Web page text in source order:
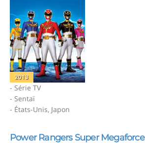
2013
- Série TV
- Sentaï
- États-Unis, Japon
Power Rangers Super Megaforce